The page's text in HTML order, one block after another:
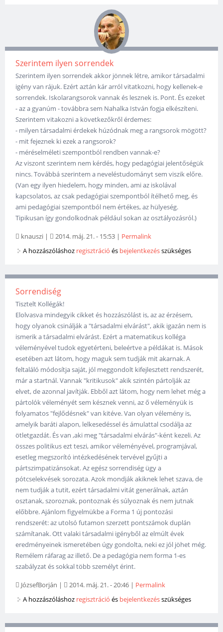
Szerintem ilyen sorrendek
Szerintem ilyen sorrendek akkor jönnek létre, amikor társadalmi
igény van rájuk. Ezért aztán kár arról vitatkozni, hogy kellenek-e
sorrendek. Iskolarangsorok vannak és lesznek is. Pont. És ezeket
- az a gyanúm - továbbra sem Nahalka István fogja elkészíteni.
Szerintem vitakozni a következőkről érdemes:
- milyen társadalmi érdekek húzódnak meg a rangsorok mögött?
- mit fejeznek ki ezek a rangsorok?
- méréselméleti szempontból rendben vannak-e?
Az viszont szerintem nem kérdés, hogy pedagógiai jelentőségük
nincs. Továbbá szerintem a neveléstudományt sem viszik előre.
(Van egy ilyen hiedelem, hogy minden, ami az iskolával
kapcsolatos, az csak pedagógiai szempontból ítélhető meg, és
ami pedagógiai szempontból nem értékes, az hülyeség.
Tipikusan így gondolkodnak például sokan az osztályozásról.)
knauszi | 2014. máj. 21. - 15:53 | Permalink
A hozzászóláshoz regisztráció és bejelentkezésszükséges
Sorrendiség
Tisztelt Kollégák!
Elolvasva mindegyik cikket és hozzászólást is, az az érzésem,
hogy olyanok csinálják a "társadalmi elvárást", akik igazán nem is
ismerik a társadalmi elvárást. Ezért a matematikus kolléga
véleményével tudok egyetérteni, beleértve a példákat is. Mások
esetében azt látom, hogy maguk sem tudják mit akarnak. A
feltaláló módosítja saját, jól meggondolt kifejlesztett rendszerét,
már a startnál. Vannak "kritikusok" akik szintén pártolják az
elvet, de azonnal javítják. Ebből azt látom, hogy nem lehet még a
pártolók véleményét sem késznek venni, az ő véleményük is
folyamatos "fejlődésnek" van kitéve. Van olyan vélemény is,
amelyik baráti alapon, lelkesedéssel és ámulattal csodálja az
ötletgazdát. És van ,aki meg "társadalmi elvárás"-ként kezeli. Az
összes politikus ezt teszi, amikor véleményével, programjával,
esetleg megszorító intézkedésének tervével gyűjti a
pártszimpatizánsokat. Az egész sorrendiség ügy a
pótcselekvések sorozata. Azok mondják akiknek lehet szava, de
nem tudják a tutit, ezért társadalmi vitát generálnak, aztán
osztanak, szoroznak, pontoznak és súlyoznak és nem jutnak
előbbre. Ajánlom figyelmükbe a Forma 1 új pontozási
rendszerét: az utolsó futamon szerzett pontszámok duplán
számítanak. Ott valaki társadalmi igényből az elmúlt évek
eredményeinek ismeretében úgy gondolta, neki ez jól jöhet még.
Remélem ráfarag az illető. De a pedagógia nem forma 1-es
szabályzat és sokkal több személyt érint.
JózsefBorján | 2014. máj. 21. - 20:46 | Permalink
A hozzászóláshoz regisztráció és bejelentkezésszükséges